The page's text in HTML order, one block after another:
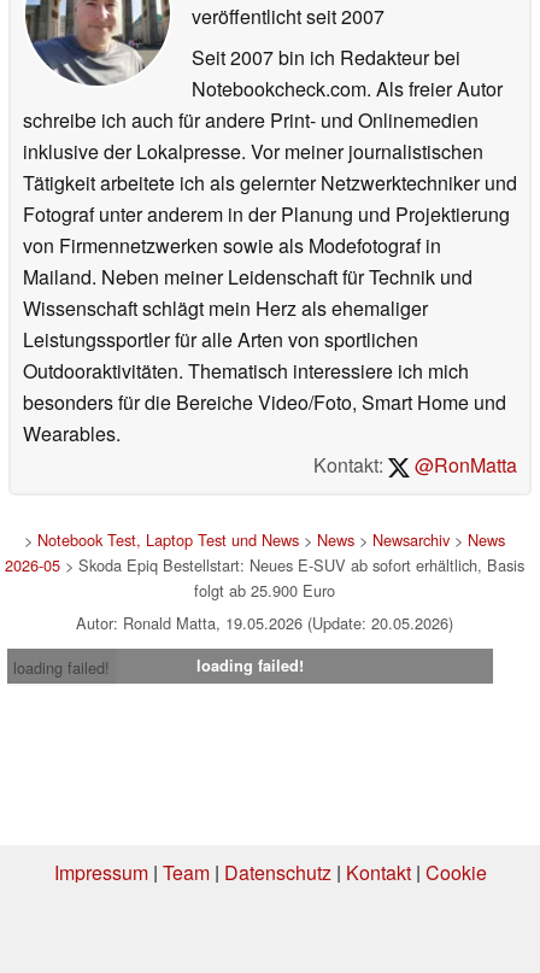
veröffentlichtseit 2007
Seit 2007 bin ich Redakteur bei
Notebookcheck.com. Als freier Autor
schreibe ich auch für andere Print- und Onlinemedien
inklusive der Lokalpresse. Vor meiner journalistischen
Tätigkeit arbeitete ich als gelernter Netzwerktechniker und
Fotograf unter anderem in der Planung und Projektierung
von Firmennetzwerken sowie als Modefotograf in
Mailand. Neben meiner Leidenschaft für Technik und
Wissenschaft schlägt mein Herz als ehemaliger
Leistungssportler für alle Arten von sportlichen
Outdooraktivitäten. Thematisch interessiere ich mich
besonders für die Bereiche Video/Foto, Smart Home und
Wearables.
Kontakt:
@RonMatta
> Notebook Test, Laptop Test und News> News> Newsarchiv> News
2026-05> Skoda Epiq Bestellstart: Neues E-SUV ab sofort erhältlich, Basis
folgt ab 25.900 Euro
Autor: Ronald Matta, 19.05.2026 (Update: 20.05.2026)
loading failed!
loading failed!
Impressum| Team| Datenschutz| Kontakt| Cookie